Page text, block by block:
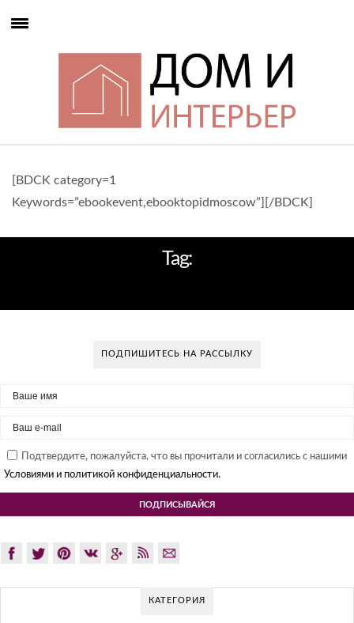
[BDCK category=1
Keywords=”ebookevent,ebooktopidmoscow”][/BDCK]
Tag:
ПОДПИШИТЕСЬ НА РАССЫЛКУ
Подтвердите, пожалуйста, что вы прочитали и согласились с нашими
Условиями и политикой конфиденциальности.
КАТЕГОРИЯ